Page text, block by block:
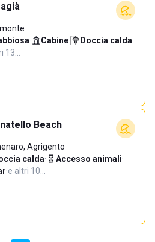
· Cabine· Doccia calda·
13…
Beach
Agrigento
calda· Accesso animali·
·e altri 10…